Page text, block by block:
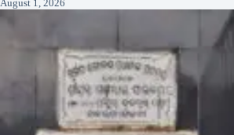
August 1, 2026